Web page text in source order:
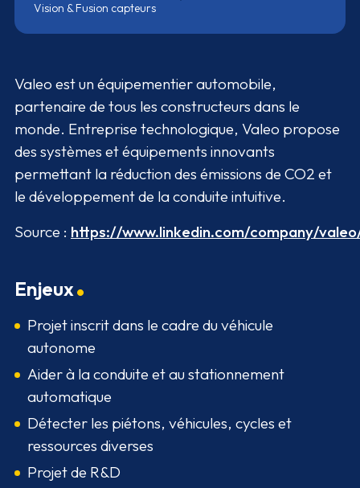
Vision & Fusion capteurs
Valeo est un équipementier automobile,
partenaire de tous les constructeurs dans le
monde. Entreprise technologique, Valeo propose
des systèmes et équipements innovants
permettant la réduction des émissions de CO2 et
le développement de la conduite intuitive.
Source : https://www.linkedin.com/company/
Enjeux
Projet inscrit dans le cadre du véhicule
autonome
Aider à la conduite et au stationnement
automatique
Détecter les piétons, véhicules, cycles et
ressources diverses
Projet de R&D